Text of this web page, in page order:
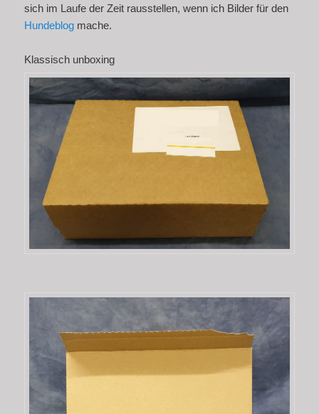
sich im Laufe der Zeit rausstellen, wenn ich Bilder für den
Hundeblog mache.
Klassisch unboxing